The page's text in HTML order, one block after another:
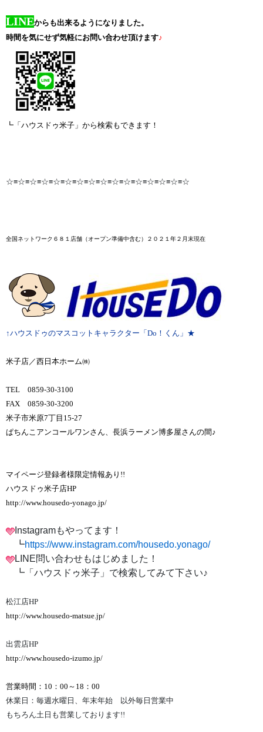
LINEからも出来るようになりました。
時間を気にせず気軽にお問い合わせ頂けます♪
┗「ハウスドゥ米子」から検索もできます！
☆≡☆≡☆≡☆≡☆≡☆≡☆≡☆≡☆≡☆≡☆≡☆≡☆≡☆≡☆≡☆
全国ネットワーク６８１店舗 （オープン準備中含む）２０２１年２月末現在
↑ハウスドゥのマスコットキャラクター「Do！くん」★
米子店／西日本ホーム㈱
TEL 0859-30-3100
FAX 0859-30-3200
米子市米原7丁目15-27
ぱちんこアンコールワンさん、長浜ラーメン博多屋さんの間♪
マイページ登録者様限定情報あり!!
ハウスドゥ米子店HP
http://www.housedo-yonago.jp/
Instagramもやってます！
┗https://www.instagram.com/housedo.yonago/
LINE問い合わせもはじめました！
┗「ハウスドゥ米子」で検索してみて下さい♪
松江店HP
http://www.housedo-matsue.jp/
出雲店HP
http://www.housedo-izumo.jp/
営業時間：10：00～18：00
休業日：毎週水曜日、年末年始 以外毎日営業中
もちろん土日も営業しております!!